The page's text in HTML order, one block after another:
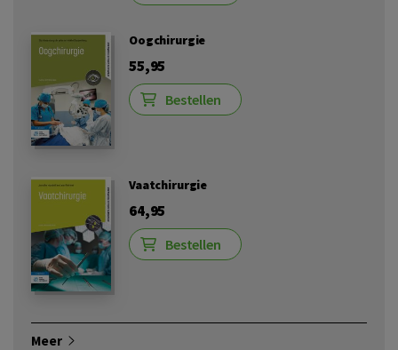
Oogchirurgie
55,95
Bestellen
Vaatchirurgie
64,95
Bestellen
Meer